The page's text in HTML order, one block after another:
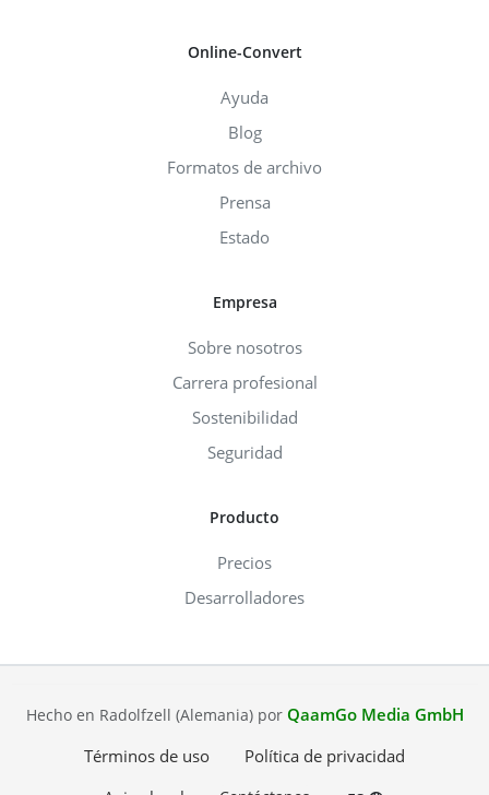
Online-Convert
Ayuda
Blog
Formatos de archivo
Prensa
Estado
Empresa
Sobre nosotros
Carrera profesional
Sostenibilidad
Seguridad
Producto
Precios
Desarrolladores
Hecho en Radolfzell (Alemania) por QaamGo Media GmbH
Términos de uso
Política de privacidad